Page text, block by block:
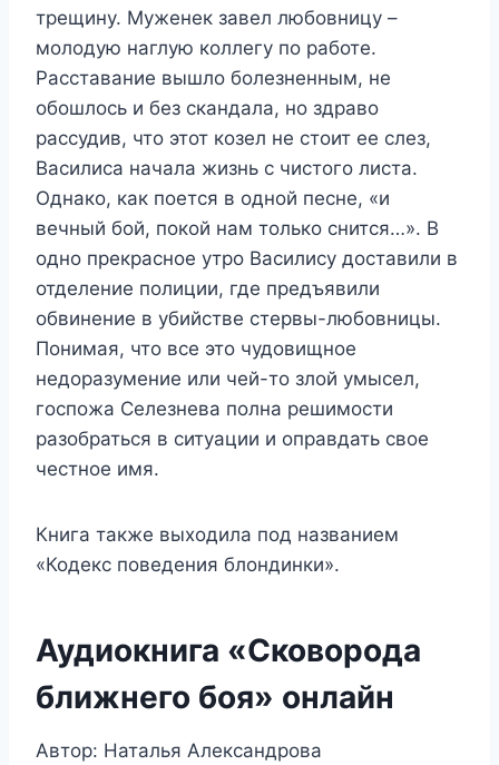
трещину. Муженек завел любовницу –
молодую наглую коллегу по работе.
Расставание вышло болезненным, не
обошлось и без скандала, но здраво
рассудив, что этот козел не стоит ее слез,
Василиса начала жизнь с чистого листа.
Однако, как поется в одной песне, «и
вечный бой, покой нам только снится…». В
одно прекрасное утро Василису доставили в
отделение полиции, где предъявили
обвинение в убийстве стервы-любовницы.
Понимая, что все это чудовищное
недоразумение или чей-то злой умысел,
госпожа Селезнева полна решимости
разобраться в ситуации и оправдать свое
честное имя.
Книга также выходила под названием
«Кодекс поведения блондинки».
Аудиокнига «Сковорода
ближнего боя» онлайн
Автор: Наталья Александрова